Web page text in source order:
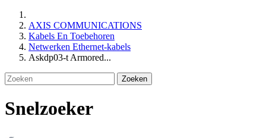
AXIS COMMUNICATIONS
Kabels En Toebehoren
Netwerken Ethernet-kabels
Askdp03-t Armored...
Zoeken
Snelzoeker